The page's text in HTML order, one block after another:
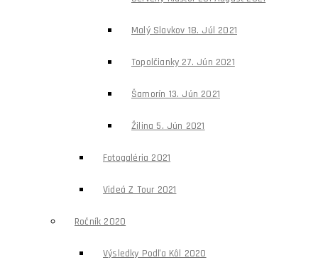
Malý Slavkov 18. Júl 2021
Topolčianky 27. Jún 2021
Šamorín 13. Jún 2021
Žilina 5. Jún 2021
Fotogaléria 2021
Videá Z Tour 2021
Ročník 2020
Výsledky Podľa Kôl 2020